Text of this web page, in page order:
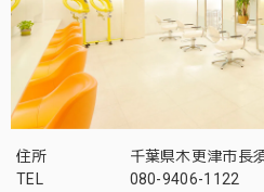
住所
千葉県木更津市長
TEL
080-9406-1122